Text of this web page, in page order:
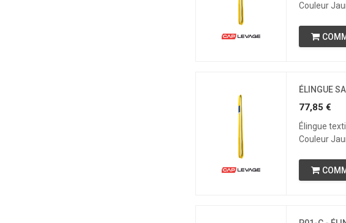
Couleur
ÉLINGUE
77,85 €
Élingue
Couleur